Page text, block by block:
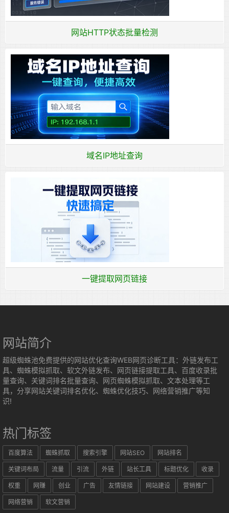
网站HTTP状态批量检测
域名IP地址查询
一键提取网页链接
网站简介
超级蜘蛛池免费提供的网站优化查询WEB网页诊断工具：外链发布工
具、蜘蛛模拟抓取、软文外链发布、网页链接提取工具、百度收录批
量查询、关键词排名批量查询、网页蜘蛛模拟抓取、文本处理等工
具，分享网站关键词排名优化、蜘蛛优化技巧、网络营销推广等知
识!
热门标签
百度算法 蜘蛛抓取 搜索引擎 网站SEO 网站排名
关键词布局 流量 引流 外链 站长工具 标题优化 收录
权重 网赚 创业 广告 友情链接 网站建设 营销推广
网络营销 软文营销